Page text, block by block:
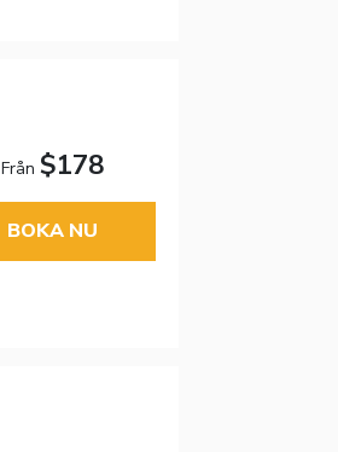
Från$178
BOKA NU